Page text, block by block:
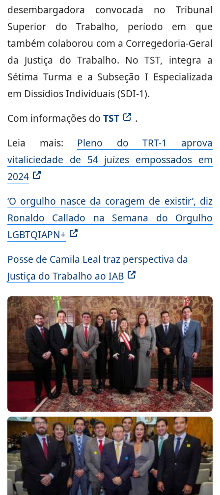
desembargadora convocada no Tribunal
Superior do Trabalho, período em que
também colaborou com a Corregedoria-Geral
da Justiça do Trabalho. No TST, integra a
Sétima Turma e a Subseção I Especializada
em Dissídios Individuais (SDI-1).
Com informações do TST
.
Leia mais: Pleno do TRT-1 aprova
vitaliciedade de 54 juízes empossados em
2024
‘O orgulho nasce da coragem de existir’, diz
Ronaldo Callado na Semana do Orgulho
LGBTQIAPN+
Posse de Camila Leal traz perspectiva da
Justiça do Trabalho ao IAB